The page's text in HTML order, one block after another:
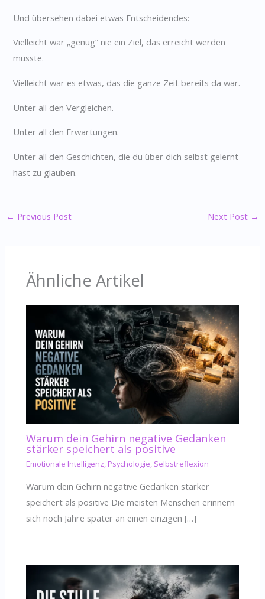
Und übersehen dabei etwas Entscheidendes:
Vielleicht war „genug“ nie ein Ziel, das erreicht werden
musste.
Vielleicht war es etwas, das die ganze Zeit bereits da war.
Unter all den Vergleichen.
Unter all den Erwartungen.
Unter all den Geschichten, die du über dich selbst gelernt
hast zu glauben.
← Previous Post Next Post →
Ähnliche Artikel
Warum dein Gehirn negative Gedanken
stärker speichert als positive
Emotionale Intelligenz, Psychologie, Selbstreflexion
Warum dein Gehirn negative Gedanken stärker
speichert als positive Die meisten Menschen erinnern
sich noch Jahre später an einen einzigen […]